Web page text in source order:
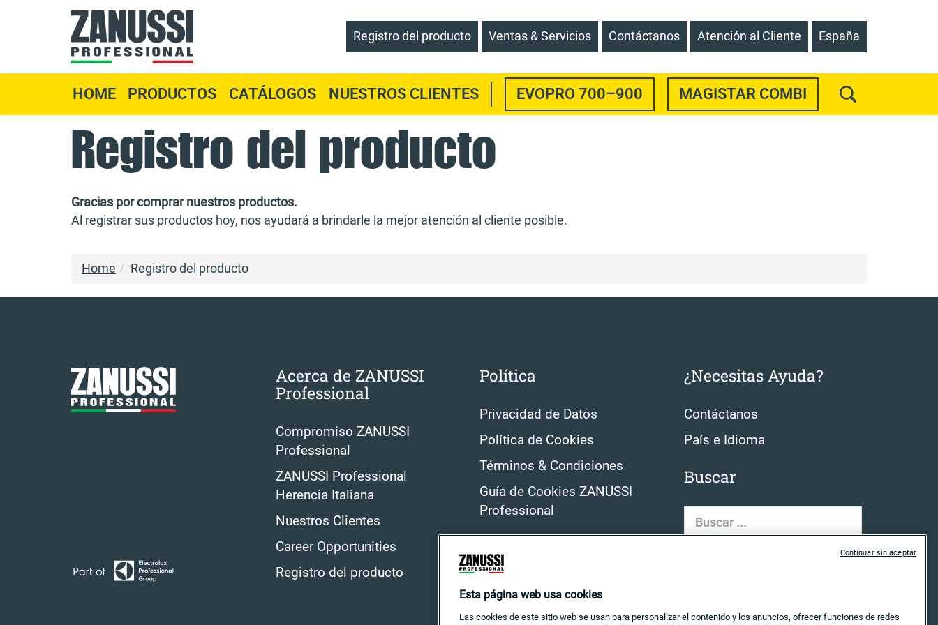
Registro del producto Ventas & Servicios Contáctanos Atención al Cliente España
HOME PRODUCTOS CATÁLOGOS NUESTROS CLIENTES
MENU
ITEM
EVOPRO 700–900 MAGISTAR COMBI
Registro del producto
Gracias por comprar nuestros productos.
Al registrar sus productos hoy, nos ayudará a brindarle la mejor atención al cliente posible.
Home Registro del producto
Acerca de ZANUSSI
Professional
Compromiso ZANUSSI
Professional
ZANUSSI Professional
Herencia Italiana
Nuestros Clientes
Career Opportunities
Registro del producto
Política
Privacidad de Datos
Política de Cookies
Términos & Condiciones
Guía de Cookies ZANUSSI
Professional
¿Necesitas Ayuda?
Contáctanos
País e Idioma
Buscar
Buscar:
Esta página web usa cookies
Las cookies de este sitio web se usan para personalizar el contenido y los anuncios, ofrecer funciones de redes
Continuar sin aceptar